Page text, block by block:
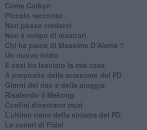
Come Corbyn
Piccolo racconto
Non posso crederci
Non è tempo di tessitori
Chi ha paura di Massimo D'Alema ?
Un nuovo inizio
​E cosi ho lasciato la mia casa
A proposito della scissione del PD
​Giorni del riso e della pioggia
Risalendo il Mekong
Confini diventano muri
L’ultimo treno della sinistra del PD
Le ceneri di Fidel